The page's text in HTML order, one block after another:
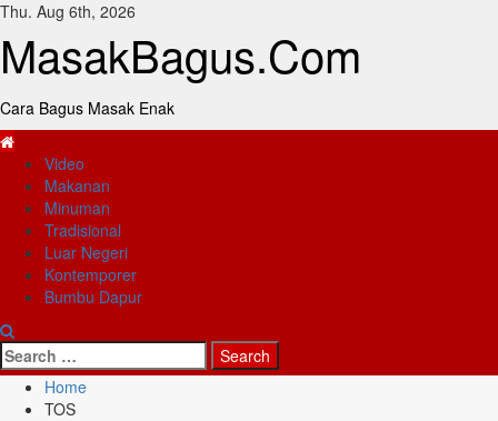
Skip
content
Thu. Aug 6th, 2026
MasakBagus.Com
Cara Bagus Masak Enak
Primary
Menu
Video
Makanan
Minuman
Tradisional
Luar Negeri
Kontemporer
Bumbu Dapur
Search
for:
Home
TOS